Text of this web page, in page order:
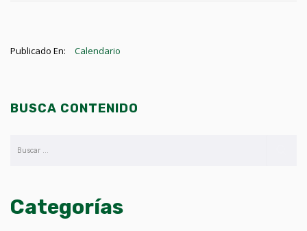
Publicado En: Calendario
BUSCA CONTENIDO
Categorías